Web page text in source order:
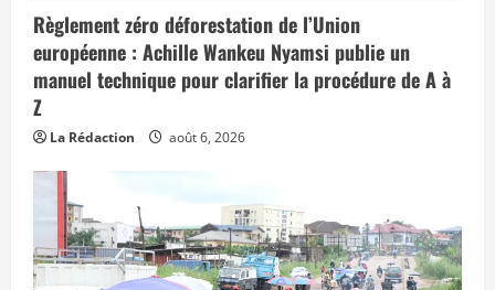
s
e
f
f
e
d
t
e
m
p
Règlement zéro déforestation de l’Union
européenne : Achille Wankeu Nyamsi publie un
manuel technique pour clarifier la procédure de A à
Z
La Rédaction août 6, 2026